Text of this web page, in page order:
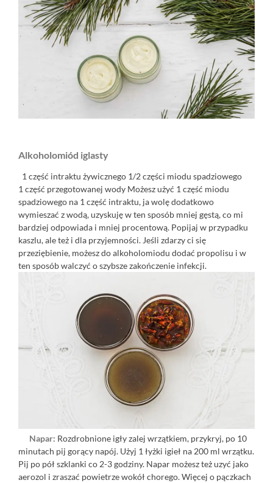
Alkoholomiód iglasty
1 część intraktu żywicznego 1/2 części miodu spadziowego
1 część przegotowanej wody Możesz użyć 1 część miodu
spadziowego na 1 część intraktu, ja wolę dodatkowo
wymieszać z wodą, uzyskuję w ten sposób mniej gęstą, co mi
bardziej odpowiada i mniej procentową. Popijaj w przypadku
kaszlu, ale też i dla przyjemności. Jeśli zdarzy ci się
przeziębienie, możesz do alkoholomiodu dodać propolisu i w
ten sposób walczyć o szybsze zakończenie infekcji.
Napar: Rozdrobnione igły zalej wrzątkiem, przykryj, po 10
minutach pij gorący napój. Użyj 1 łyżki igieł na 200 ml wrzątku.
Pij po pół szklanki co 2-3 godziny. Napar możesz też uzyć jako
aerozol i zraszać powietrze wokół chorego. Więcej o pączkach